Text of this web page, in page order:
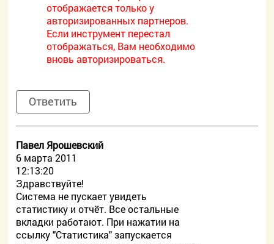
отображается только у
авторизированных партнеров.
Если инструмент перестал
отображаться, Вам необходимо
вновь авторизироваться.
Ответить
Павел Ярошевский
6 марта 2011
12:13:20
Здравствуйте!
Система не пускает увидеть
статистику и отчёт. Все остальные
вкладки работают. При нажатии на
ссылку "Статистика" запускается